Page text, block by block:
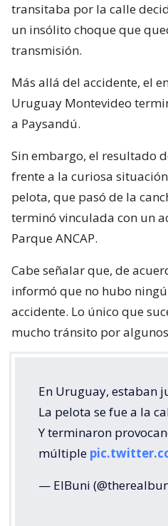
transitaba por la calle
un insólito choque que
transmisión.
Más allá del accidente, el
Uruguay Montevideo
a Paysandú.
Sin embargo, el resultado
frente a la curiosa
pelota, que pasó de la
terminó vinculada con un
Parque ANCAP.
Cabe señalar que, de
informó que no hubo
accidente. Lo único que
mucho tránsito por
En Uruguay, estaban
La pelota se fue a la
Y terminaron
múltiple
— ElBuni